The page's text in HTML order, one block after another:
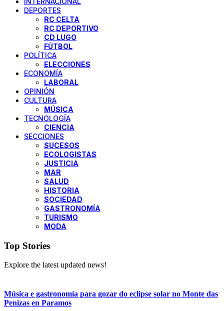
DEPORTES
RC CELTA
RC DEPORTIVO
CD LUGO
FÚTBOL
POLÍTICA
ELECCIONES
ECONOMÍA
LABORAL
OPINIÓN
CULTURA
MÚSICA
TECNOLOGÍA
CIENCIA
SECCIONES
SUCESOS
ECOLOGISTAS
JUSTICIA
MAR
SALUD
HISTORIA
SOCIEDAD
GASTRONOMÍA
TURISMO
MODA
Top Stories
Explore the latest updated news!
Música e gastronomía para gozar do eclipse solar no Monte das
Penizas en Paramos